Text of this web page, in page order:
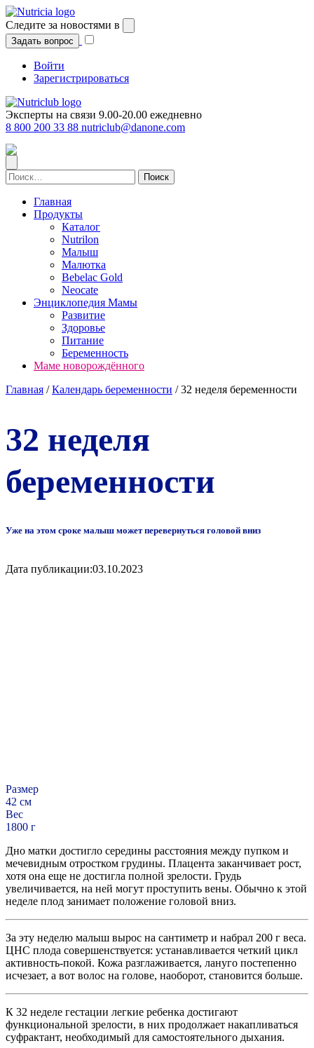
Перейти
к
содержимому
Следите за новостями в
Задать вопрос
Войти
Зарегистрироваться
Эксперты на связи 9.00-20.00 ежедневно
8 800 200 33 88 nutriclub@danone.com
Найти:
Главная
Продукты
Каталог
Nutrilon
Малыш
Малютка
Bebelac Gold
Neocate
Энциклопедия Мамы
Развитие
Здоровье
Питание
Беременность
Маме новорождённого
Главная /Календарь беременности /32 неделя беременности
32 неделя
беременности
Уже на этом сроке малыш может перевернуться головой вниз
Дата публикации:03.10.2023
Размер
42 см
Вес
1800 г
Дно матки достигло середины расстояния между пупком и
мечевидным отростком грудины. Плацента заканчивает рост,
хотя она еще не достигла полной зрелости. Грудь
увеличивается, на ней могут проступить вены. Обычно к этой
неделе плод занимает положение головой вниз.
За эту неделю малыш вырос на сантиметр и набрал 200 г веса.
ЦНС плода совершенствуется: устанавливается четкий цикл
активность-покой. Кожа разглаживается, лануго постепенно
исчезает, а вот волос на голове, наоборот, становится больше.
К 32 неделе гестации легкие ребенка достигают
функциональной зрелости, в них продолжает накапливаться
суфрактант, необходимый для самостоятельного дыхания.